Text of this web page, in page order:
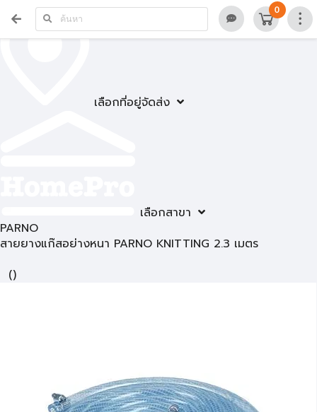
เลือกที่อยู่จัดส่ง
เลือกสาขา
0
PARNO
สายยางแก๊สอย่างหนา PARNO KNITTING 2.3 เมตร
()